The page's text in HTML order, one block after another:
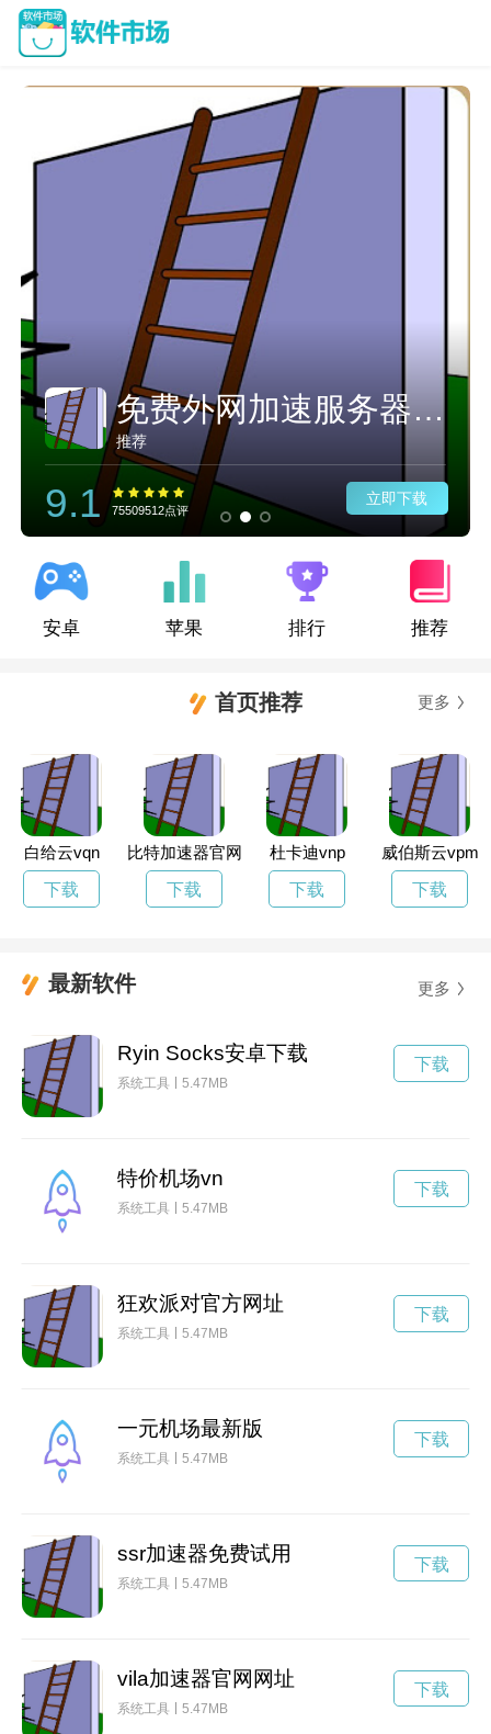
免费外网加速服务器安卓下载
立即下载 9.1 75509512点评
安卓 苹果 排行 推荐
首页推荐 更多
白给云vqn
下载
比特加速器官网
下载
杜卡迪vnp
下载
威伯斯云vpm
下载
最新软件 更多
Ryin Socks安卓下载
系统工具 5.47MB
下载
特价机场vn
系统工具 5.47MB
下载
狂欢派对官方网址
系统工具 5.47MB
下载
一元机场最新版
系统工具 5.47MB
下载
ssr加速器免费试用
系统工具 5.47MB
下载
vila加速器官网网址
系统工具 5.47MB
下载